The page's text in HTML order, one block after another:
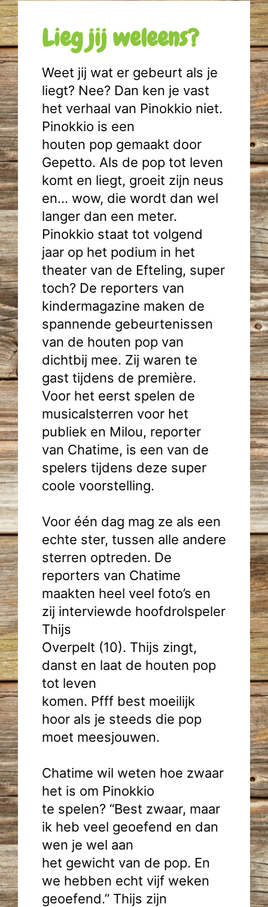
Lieg jij weleens?
Weet jij wat er gebeurt als je
liegt? Nee? Dan ken je vast
het verhaal van Pinokkio niet.
Pinokkio is een
houten pop gemaakt door
Gepetto. Als de pop tot leven
komt en liegt, groeit zijn neus
en… wow, die wordt dan wel
langer dan een meter.
Pinokkio staat tot volgend
jaar op het podium in het
theater van de Efteling, super
toch? De reporters van
kindermagazine maken de
spannende gebeurtenissen
van de houten pop van
dichtbij mee. Zij waren te
gast tijdens de première.
Voor het eerst spelen de
musicalsterren voor het
publiek en Milou, reporter
van Chatime, is een van de
spelers tijdens deze super
coole voorstelling.
Voor één dag mag ze als een
echte ster, tussen alle andere
sterren optreden. De
reporters van Chatime
maakten heel veel foto’s en
zij interviewde hoofdrolspeler
Thijs
Overpelt (10). Thijs zingt,
danst en laat de houten pop
tot leven
komen. Pfff best moeilijk
hoor als je steeds die pop
moet meesjouwen.
Chatime wil weten hoe zwaar
het is om Pinokkio
te spelen? “Best zwaar, maar
ik heb veel geoefend en dan
wen je wel aan
het gewicht van de pop. En
we hebben echt vijf weken
geoefend.” Thijs zijn